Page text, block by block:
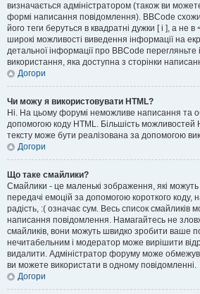
визначається адміністратором (також ви
формі написання повідомлення). BBCode
його теги беруться в квадратні дужки [ і ], а не в
широкі можливості виведення інформації на
детальної інформації про BBCode перегляньте
використання, яка доступна з сторінки
Догори
Чи можу я використовувати HTML?
Ні. На цьому форумі неможливе написання та
допомогою коду HTML. Більшість
тексту може бути реалізована за допомогою
Догори
Що таке смайлики?
Смайлики - це маленькі зображення, які можуть
передачі емоцій за допомогою короткого коду,
радість, :( означає сум. Весь список смайликів
написання повідомлення. Намагайтесь не
смайликів, вони можуть швидко зробити ваше
нечитабельним і модератор може вирішити
видалити. Адміністратор форуму може
ви можете використати в одному повідомленні.
Догори